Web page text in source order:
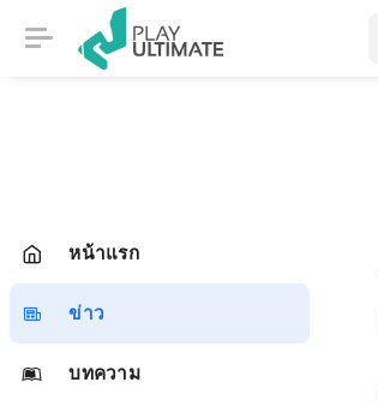
หน้าแรก
ข่าว
บทความ